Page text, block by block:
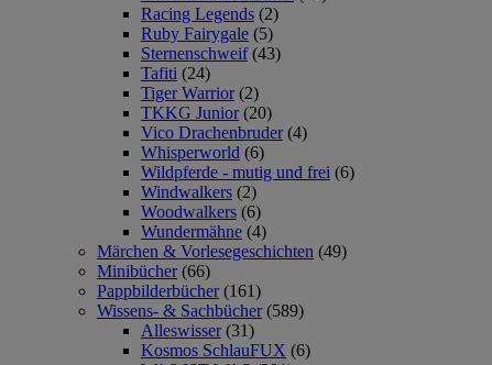
Racing Legends (2)
Ruby Fairygale (5)
Sternenschweif (43)
Tafiti (24)
Tiger Warrior (2)
TKKG Junior (20)
Vico Drachenbruder (4)
Whisperworld (6)
Wildpferde - mutig und frei (6)
Windwalkers (2)
Woodwalkers (6)
Wundermähne (4)
Märchen & Vorlesegeschichten (49)
Minibücher (66)
Pappbilderbücher (161)
Wissens- & Sachbücher (589)
Alleswisser (31)
Kosmos SchlauFUX (6)